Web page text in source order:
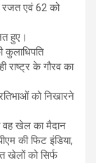
रजत एवं 62 को
हुए।
कुलाधिपति
के गौरव का
को निखारने
वह खेल का मैदान
की फिट इंडिया,
खेलों को सिर्फ